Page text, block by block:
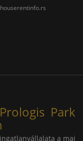
Park
a mai